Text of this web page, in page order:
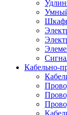
Кабельно-